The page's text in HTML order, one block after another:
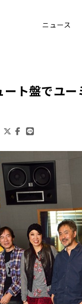
ニュース
ート盤でユー